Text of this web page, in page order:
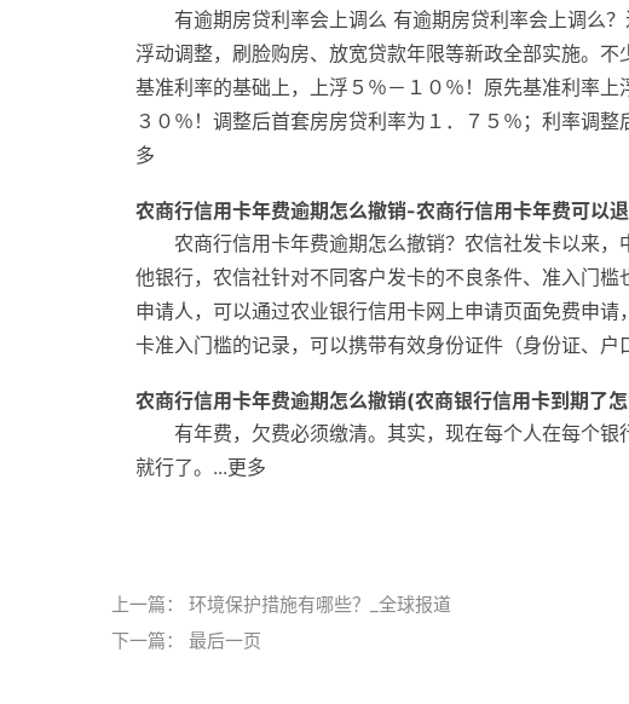
有逾期房贷利率会上调么 有逾期房贷利率会上调么
浮动调整，刷脸购房、放宽贷款年限等新政全部实施。
基准利率的基础上，上浮５％－１０％！原先基准利率
３０％！调整后首套房房贷利率为１．７５％；利率调
多
农商行信用卡年费逾期怎么撤销-农商行信用卡年费可以
农商行信用卡年费逾期怎么撤销？农信社发卡以来
他银行，农信社针对不同客户发卡的不良条件、准入门
申请人，可以通过农业银行信用卡网上申请页面免费申
卡准入门槛的记录，可以携带有效身份证件（身份证、
农商行信用卡年费逾期怎么撤销(农商银行信用卡到期了
有年费，欠费必须缴清。其实，现在每个人在每个
就行了。...更多
上一篇： 环境保护措施有哪些？_全球报道
下一篇： 最后一页